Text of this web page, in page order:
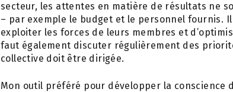
secteur, les attentes en matière de résultats ne
– par exemple le budget et le personnel fournis.
exploiter les forces de leurs membres et
faut également discuter régulièrement des
collective doit être dirigée.
Mon outil préféré pour développer la conscience